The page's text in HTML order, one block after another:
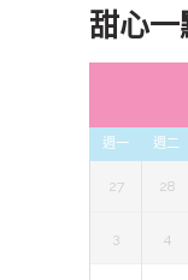
甜心
週一 週二
27 28
3 4